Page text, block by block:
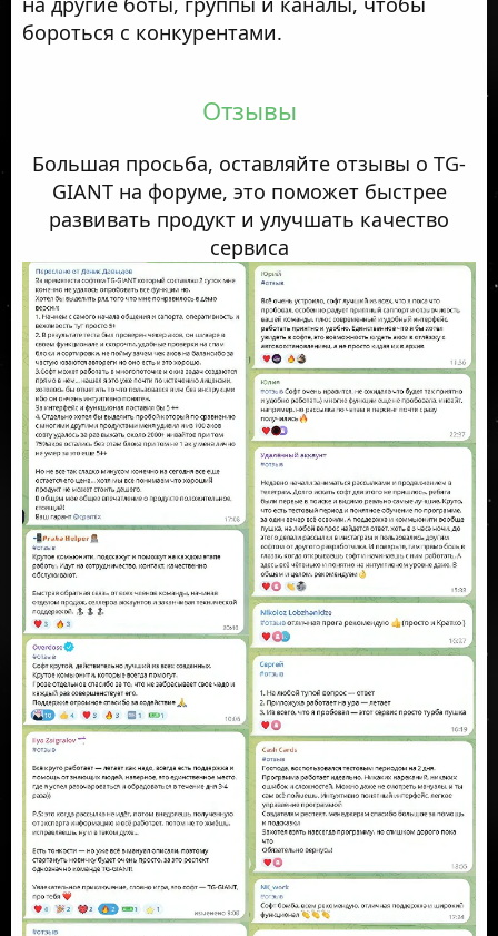
бороться с конкурентами.
Отзывы
Большая просьба, оставляйте отзывы о TG-
GIANT на форуме, это поможет быстрее
развивать продукт и улучшать качество
сервиса